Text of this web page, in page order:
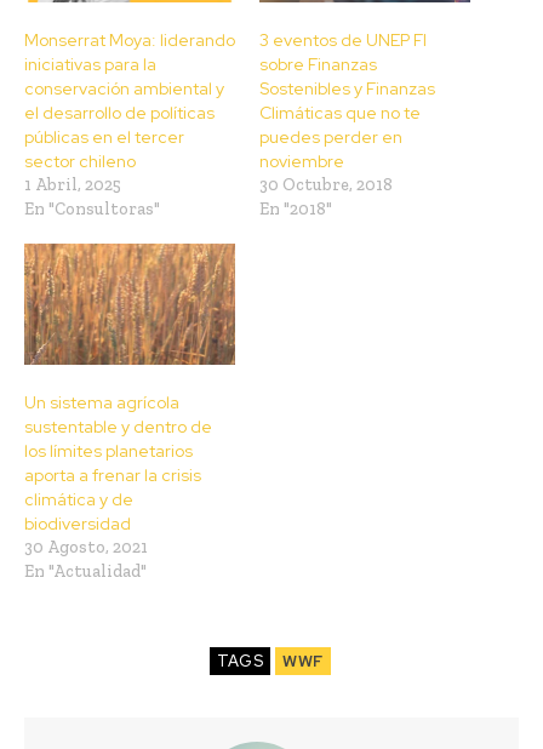
Monserrat Moya: liderando
iniciativas para la
conservación ambiental y
el desarrollo de políticas
públicas en el tercer
sector chileno
1 Abril, 2025
En "Consultoras"
3 eventos de UNEP FI
sobre Finanzas
Sostenibles y Finanzas
Climáticas que no te
puedes perder en
noviembre
30 Octubre, 2018
En "2018"
Un sistema agrícola
sustentable y dentro de
los límites planetarios
aporta a frenar la crisis
climática y de
biodiversidad
30 Agosto, 2021
En "Actualidad"
TAGS WWF